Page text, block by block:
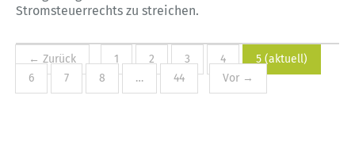
Stromsteuerrechts zu streichen.
← Zurück 1 2 3 4 5 (aktuell)
6
7 8 … 44 Vor →